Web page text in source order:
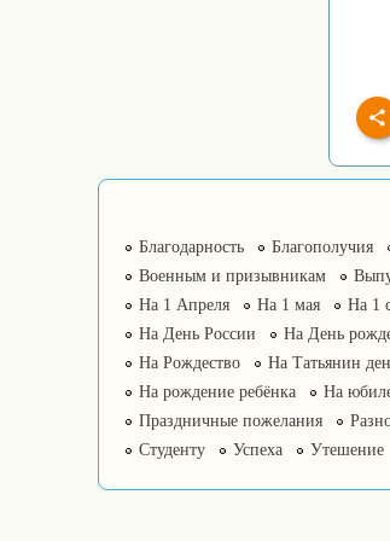
Благодарность Благополучия
Военным и призывникам
На 1 Апреля
На 1 мая На 1
На День России
На День
На Рождество
На Татьянин
На рождение ребёнка
На
Праздничные пожелания
Студенту
Успеха Утешение